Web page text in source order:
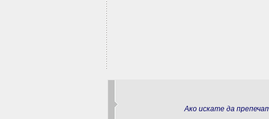
Ако искате да